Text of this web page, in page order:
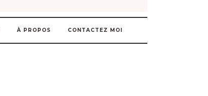
À PROPOS CONTACTEZ MOI